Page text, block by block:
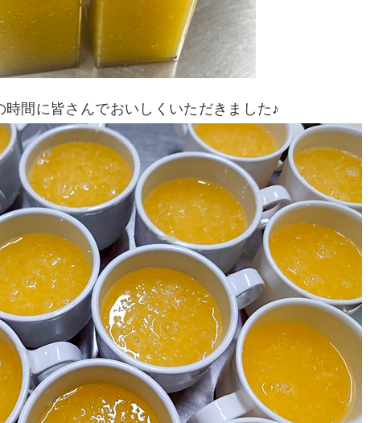
時間に皆さんでおいしくいただきました♪